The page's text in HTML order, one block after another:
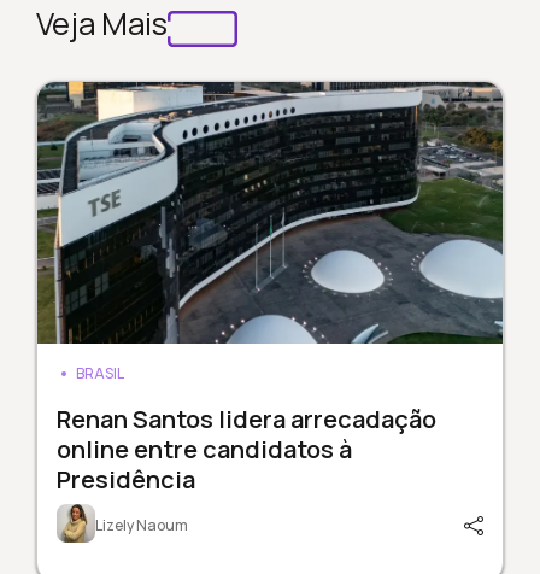
Veja Mais
BRASIL
Renan Santos lidera arrecadação
online entre candidatos à
Presidência
Lizely Naoum